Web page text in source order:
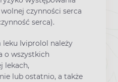
czynności serca
serca).
leku Iviprolol należy
o wszystkich
lekach,
lub ostatnio, a także